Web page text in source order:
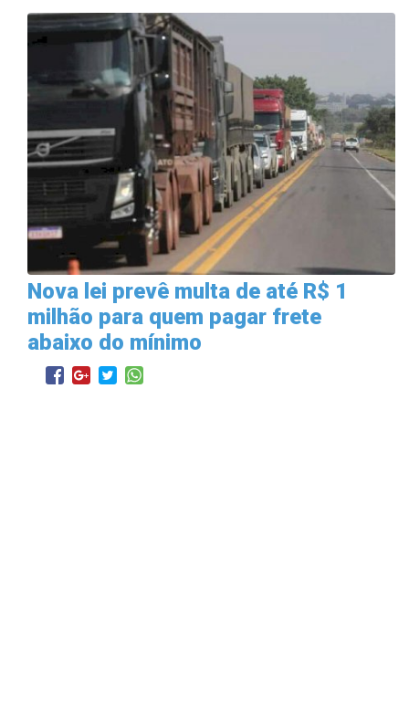
Nova lei prevê multa de até R$ 1
milhão para quem pagar frete
abaixo do mínimo